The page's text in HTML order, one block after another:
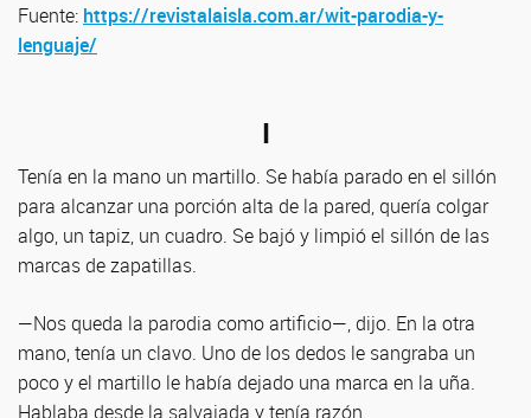
Fuente: https://revistalaisla.com.ar/wit-parodia-y-
lenguaje/
I
Tenía en la mano un martillo. Se había parado en el sillón
para alcanzar una porción alta de la pared, quería colgar
algo, un tapiz, un cuadro. Se bajó y limpió el sillón de las
marcas de zapatillas.
—Nos queda la parodia como artificio—, dijo. En la otra
mano, tenía un clavo. Uno de los dedos le sangraba un
poco y el martillo le había dejado una marca en la uña.
Hablaba desde la salvajada y tenía razón.